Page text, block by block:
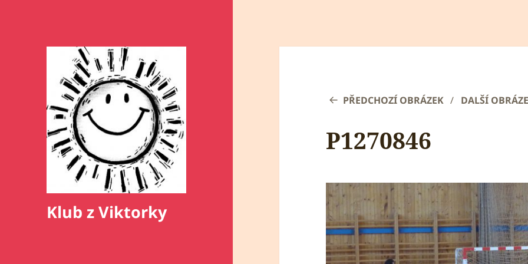
Klub z Viktorky
PŘEDCHOZÍ OBRÁZEK DALŠÍ
P1270846